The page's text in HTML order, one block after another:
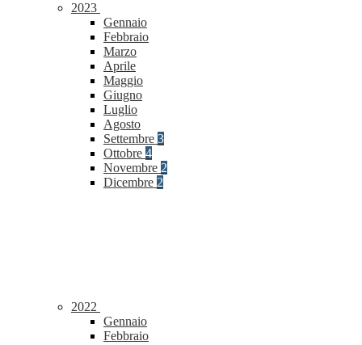
2023
Gennaio
Febbraio
Marzo
Aprile
Maggio
Giugno
Luglio
Agosto
Settembre 3
Ottobre 4
Novembre 2
Dicembre 2
2022
Gennaio
Febbraio